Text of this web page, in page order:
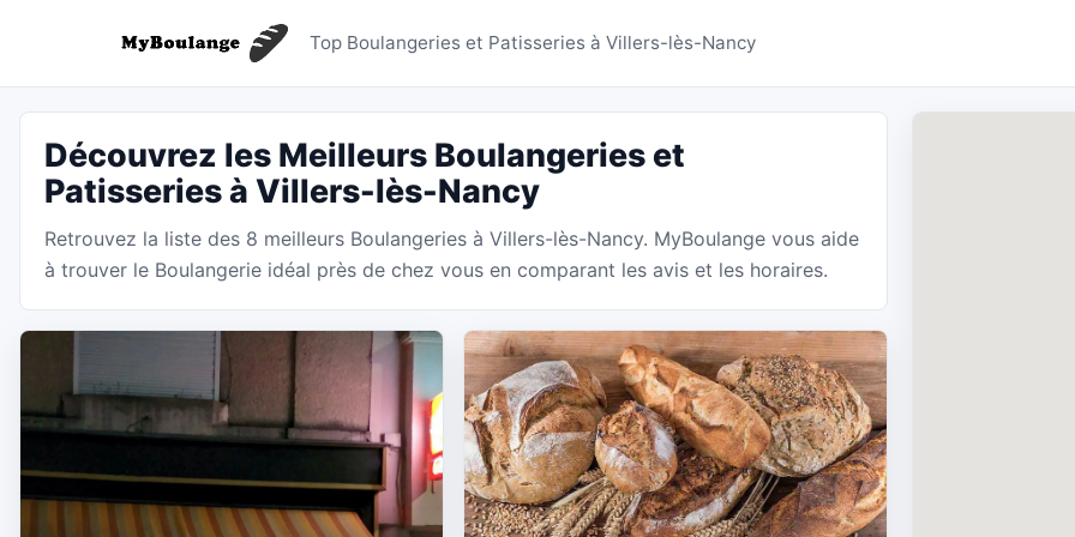
Boulangeries Villers-lès-Nancy -
Top Boulangeries et Patisseries à Villers-lès-Nancy
Découvrez les Meilleurs Boulangeries et
Patisseries à Villers-lès-Nancy
Retrouvez la liste des 8 meilleurs Boulangeries à Villers-lès-Nancy. MyBoulange vous aide
à trouver le Boulangerie idéal près de chez vous en comparant les avis et les horaires.